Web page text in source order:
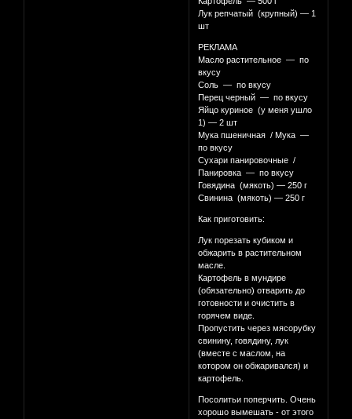
Лук репчатый (крупный) — 1
шт
РЕКЛАМА
Масло растительное — по
вкусу
Соль — по вкусу
Перец черный — по вкусу
Яйцо куриное (у меня ушло
1) — 2 шт
Мука пшеничная / Мука —
по вкусу
Сухари панировочные /
Панировка — по вкусу
Говядина (мякоть) — 250 г
Свинина (мякоть) — 250 г
Как приготовить:
Лук порезать кубиком и
обжарить в растительном
масле.
Картофель в мундире
(обязательно) отварить до
готовности и очистить в
горячем виде.
Пропустить через мясорубку
свинину, говядину, лук
(вместе с маслом, на
котором он обжаривался) и
картофель.
Посолитьи поперчить. Очень
хорошо вымешать - от этого